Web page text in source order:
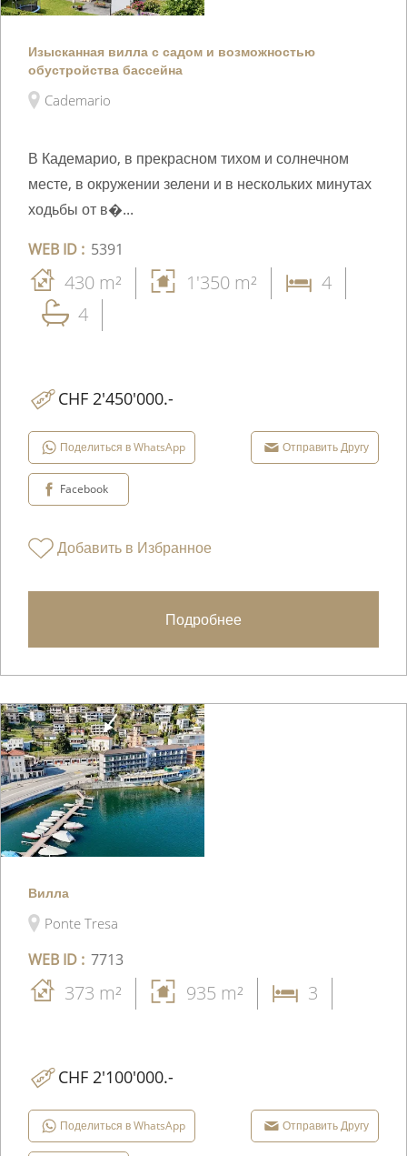
Изысканная вилла с садом и возможностью
обустройства бассейна
Cademario
В Кадемарио, в прекрасном тихом и солнечном
месте, в окружении зелени и в нескольких минутах
ходьбы от в�...
WEB ID : 5391
430 m² 1'350 m²
4
4
CHF 2'450'000.-
Поделиться в WhatsApp Отправить Другу
Facebook
Добавить в Избранное
Подробнее
Вилла
Ponte Tresa
WEB ID : 7713
373 m² 935 m² 3
CHF 2'100'000.-
Поделиться в WhatsApp Отправить Другу